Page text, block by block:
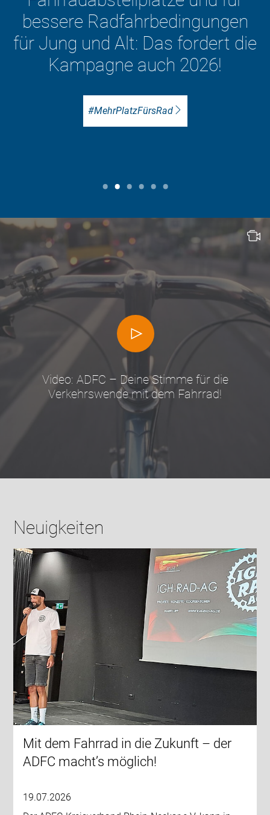
Verkehrswende – mit dem
Fahrrad im Mittelpunkt.
Zu den ADFC-Positionen
Video: ADFC – Deine Stimme für die
Verkehrswende mit dem Fahrrad!
Neuigkeiten
Mit dem Fahrrad in die Zukunft – der
ADFC macht’s möglich!
19.07.2026